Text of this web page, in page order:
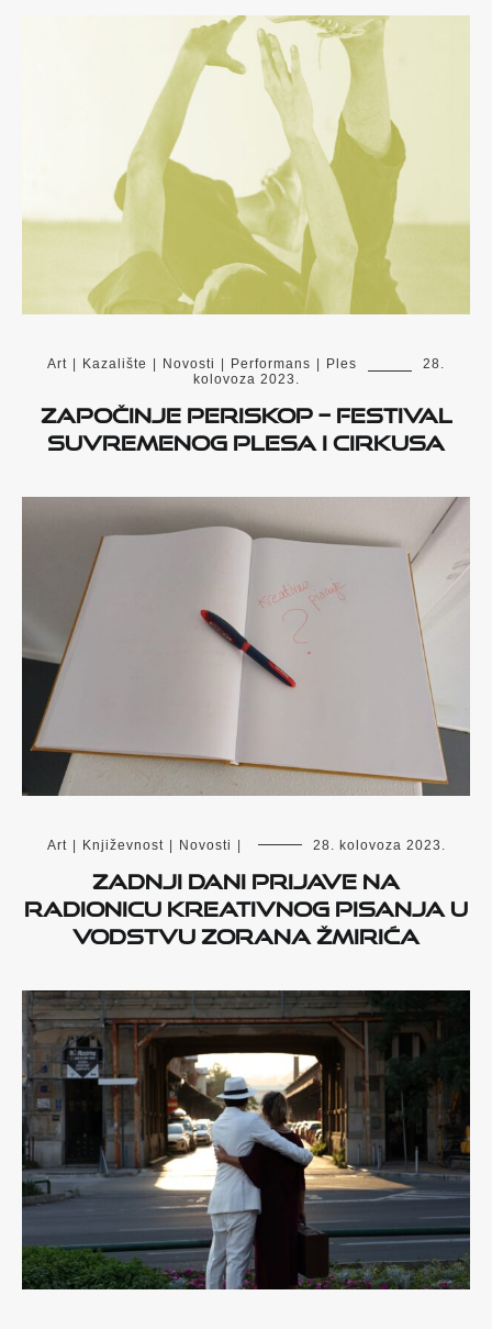
Art | Kazalište | Novosti | Performans | Ples
28.
kolovoza 2023.
Započinje PERISKOP – festival
suvremenog plesa i cirkusa
Art | Književnost | Novosti | 28. kolovoza 2023.
Zadnji dani prijave na
radionicu kreativnog pisanja u
vodstvu Zorana Žmirića